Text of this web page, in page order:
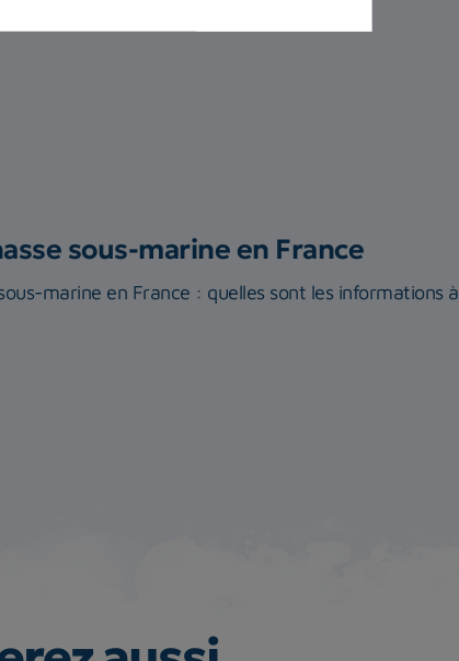
sous-marine en France
marine en France : quelles sont les informations